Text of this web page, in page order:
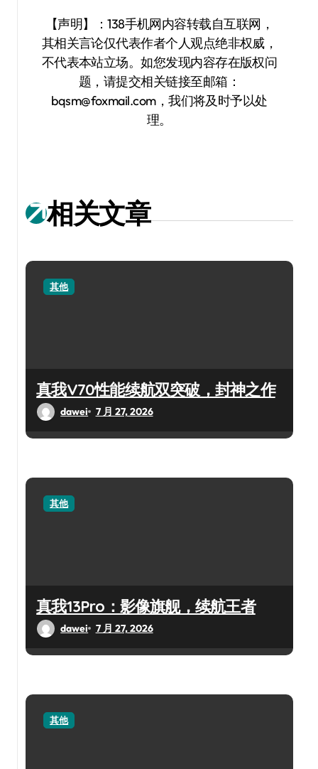
【声明】：138手机网内容转载自互联网，
其相关言论仅代表作者个人观点绝非权威，
不代表本站立场。如您发现内容存在版权问
题，请提交相关链接至邮箱：
bqsm@foxmail.com，我们将及时予以处
理。
相关文章
其他
真我V70性能续航双突破，封神之作
dawei 7 月 27, 2026
其他
真我13Pro：影像旗舰，续航王者
dawei 7 月 27, 2026
其他